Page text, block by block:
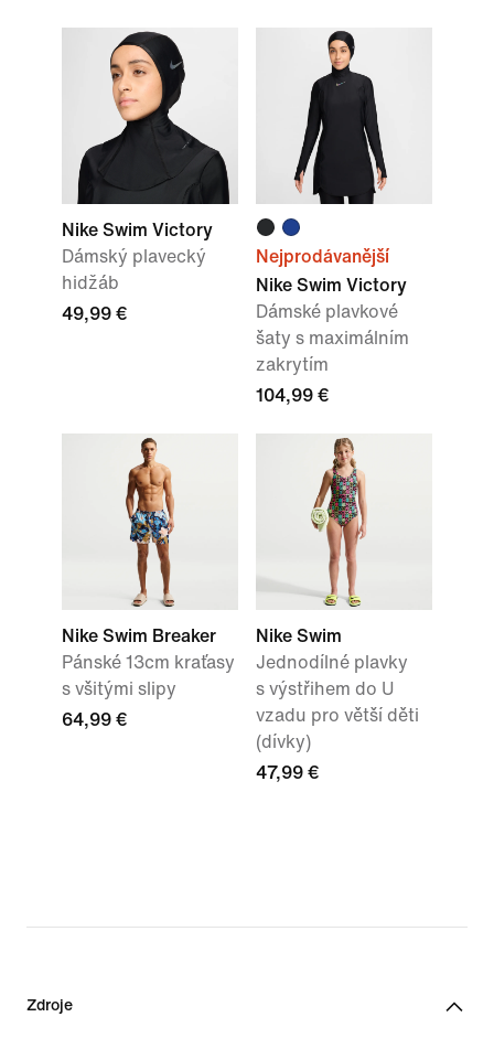
Nike Swim Victory
Dámský plavecký
hidžáb
49,99 €
Nejprodávanější
Nike Swim Victory
Dámské plavkové
šaty s maximálním
zakrytím
104,99 €
Nike Swim Breaker
Pánské 13cm kraťasy
s všitými slipy
64,99 €
Nike Swim
Jednodílné plavky
s výstřihem do U
vzadu pro větší děti
(dívky)
47,99 €
Zdroje